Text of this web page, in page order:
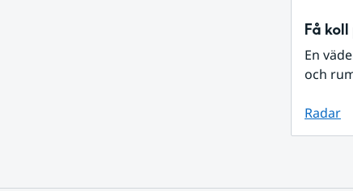
Få
En
och
Radar